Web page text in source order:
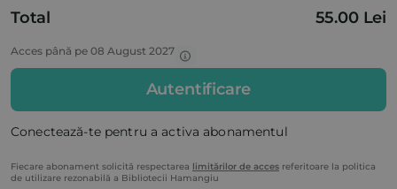
Total 55.00 Lei
Acces până pe 08 August 2027
Autentificare
Conectează-te pentru a activa abonamentul
Fiecare abonament solicită respectarea limitărilor de acces referitoare la politica
de utilizare rezonabilă a Bibliotecii Hamangiu